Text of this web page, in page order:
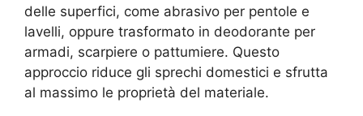
delle superfici, come abrasivo per pentole e
lavelli, oppure trasformato in deodorante per
armadi, scarpiere o pattumiere. Questo
approccio riduce gli sprechi domestici e sfrutta
al massimo le proprietà del materiale.